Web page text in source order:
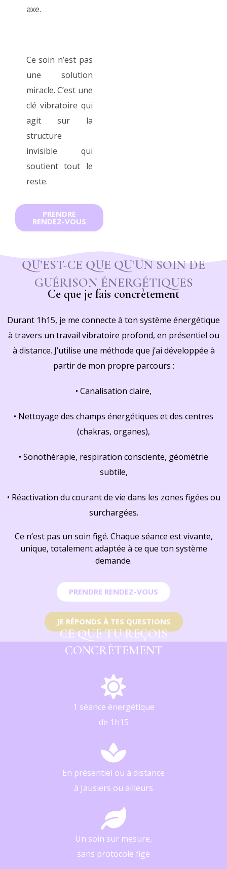
axe.
Ce soin n’est pas
une solution
miracle. C’est une
clé vibratoire qui
agit sur la
structure
invisible qui
soutient tout le
reste.
PRENDRE
RENDEZ-VOUS
QU’EST-CE QUE QU’UN SOIN DE
GUÉRISON ÉNERGÉTIQUES
Ce que je fais concrètement
Durant 1h15, je me connecte à ton système énergétique
à travers un travail vibratoire profond, en présentiel ou
à distance. J’utilise une méthode que j’ai développée à
partir de mon propre parcours :
• Canalisation claire,
• Nettoyage des champs énergétiques et des centres
(chakras, organes),
• Sonothérapie, respiration consciente, géométrie
subtile,
• Réactivation du courant de vie dans les zones figées ou
surchargées.
Ce n’est pas un soin figé. Chaque séance est vivante,
unique, totalement adaptée à ce que ton système
demande.
PRENDRE RENDEZ-VOUS
JE RÉPONDS À TES QUESTIONS
CE QUE TU REÇOIS
CONCRÈTEMENT
1 séance énergétique
de 1h15
En présentiel ou à distance
à Jausiers ou ailleurs
Un soin sur mesure,
sans protocole figé